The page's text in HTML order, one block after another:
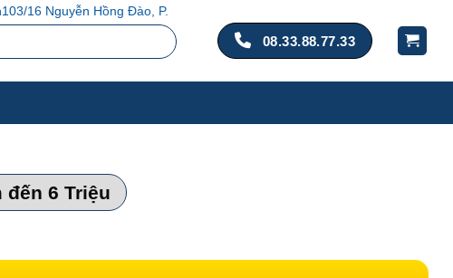
14, Q. Tân Bình, TP. Hồ Chí Minh
08.33.88.77.33
đến 6 Triệu